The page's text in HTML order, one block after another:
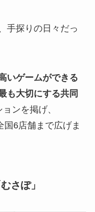
手探りの日々だっ
いゲームができる
も大切にする共同
ンを掲げ、
国6店舗まで広げま
さぽ」